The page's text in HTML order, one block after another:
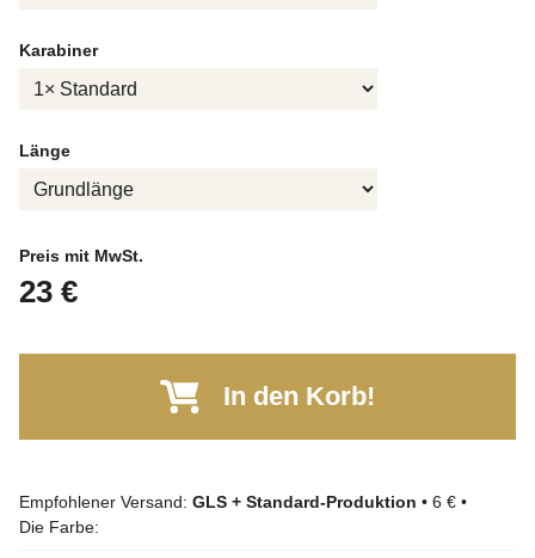
Karabiner
Länge
Preis mit MwSt.
23 €
In den Korb!
GLS + Standard-Produktion • 6 € •
Die Farbe: